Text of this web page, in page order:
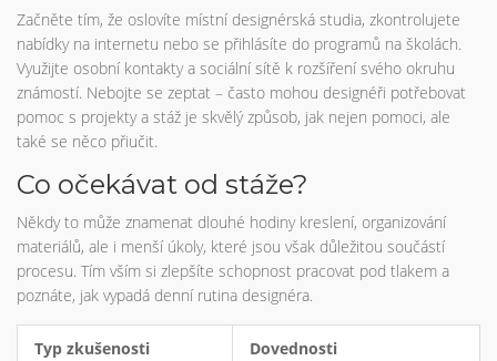
Začněte tím, že oslovíte místní designérská studia, zkontrolujete
nabídky na internetu nebo se přihlásíte do programů na školách.
Využijte osobní kontakty a sociální sítě k rozšíření svého okruhu
známostí. Nebojte se zeptat – často mohou designéři potřebovat
pomoc s projekty a stáž je skvělý způsob, jak nejen pomoci, ale
také se něco přiučit.
Co očekávat od stáže?
Někdy to může znamenat dlouhé hodiny kreslení, organizování
materiálů, ale i menší úkoly, které jsou však důležitou součástí
procesu. Tím vším si zlepšíte schopnost pracovat pod tlakem a
poznáte, jak vypadá denní rutina designéra.
Typ zkušenosti Dovednosti